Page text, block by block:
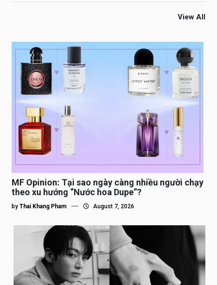
View All
MF Opinion: Tại sao ngày càng nhiều người chạy
theo xu hướng “Nước hoa Dupe”?
by Thai Khang Pham August 7, 2026